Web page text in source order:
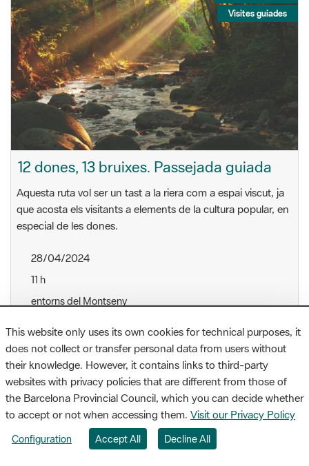
Visites guiades
12 dones, 13 bruixes. Passejada guiada
Aquesta ruta vol ser un tast a la riera com a espai viscut, ja
que acosta els visitants a elements de la cultura popular, en
especial de les dones.
28/04/2024
11 h
entorns del Montseny
Montseny
Concerts
This website only uses its own cookies for technical purposes, it
does not collect or transfer personal data from users without
their knowledge. However, it contains links to third-party
websites with privacy policies that are different from those of
the Barcelona Provincial Council, which you can decide whether
to accept or not when accessing them. Visit our Privacy Policy
Configuration Accept All Decline All